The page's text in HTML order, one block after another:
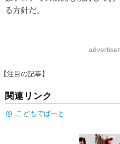
る方針だ。
【注目の記事】
関連リンク
こどもでぱーと